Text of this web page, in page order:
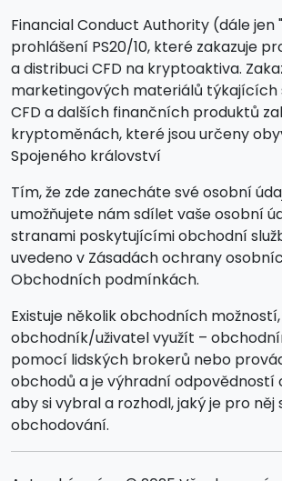
Financial Conduct Authority (dále jen
prohlášení PS20/10, které zakazuje
a distribuci CFD na kryptoaktiva.
marketingových materiálů týkajících
CFD a dalších finančních produktů
kryptoměnách, které jsou určeny
Spojeného království
Tím, že zde zanecháte své osobní
umožňujete nám sdílet vaše osobní
stranami poskytujícími obchodní
uvedeno v Zásadách ochrany
Obchodních podmínkách.
Existuje několik obchodních
obchodník/uživatel využít –
pomocí lidských brokerů nebo
obchodů a je výhradní odpovědností
aby si vybral a rozhodl, jaký je pro
obchodování.